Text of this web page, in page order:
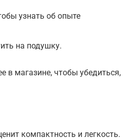
узнать об опыте
на подушку.
в магазине, чтобы убедиться,
компактность и легкость.